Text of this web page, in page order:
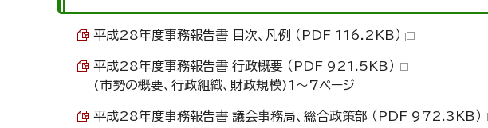
平成28年度事務報告書 目次、凡例 （PDF 116.2KB）
平成28年度事務報告書 行政概要 （PDF 921.5KB）
(市勢の概要、行政組織、財政規模)1～7ページ
平成28年度事務報告書 議会事務局、総合政策部 （PDF 972.3KB）